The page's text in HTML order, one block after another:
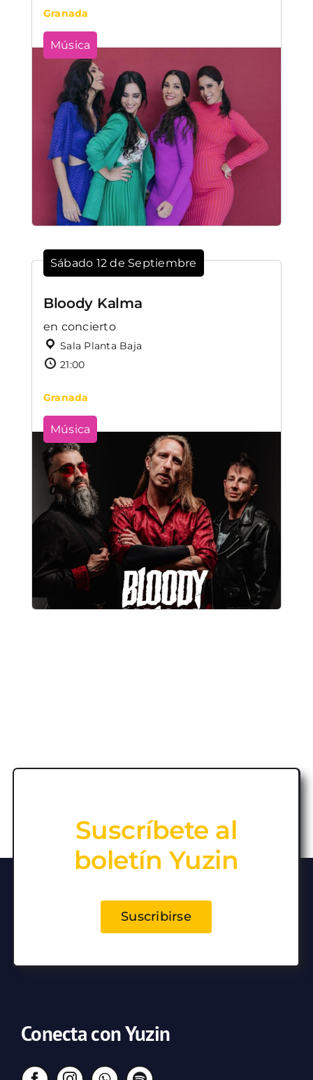
Granada
Música
Sábado 12 de Septiembre
Bloody Kalma
en concierto
Sala Planta Baja
21:00
Granada
Música
Suscríbete al
boletín Yuzin
Suscribirse
Conecta con Yuzin